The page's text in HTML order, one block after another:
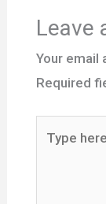
Leave
Your email
Required